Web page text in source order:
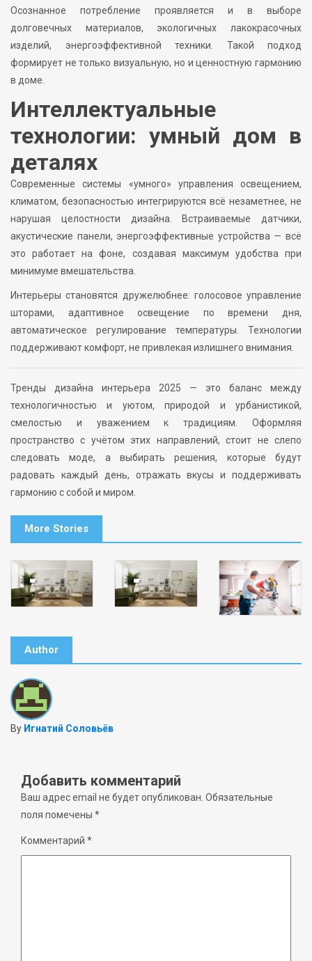
Осознанное потребление проявляется и в выборе
долговечных материалов, экологичных лакокрасочных
изделий, энергоэффективной техники. Такой подход
формирует не только визуальную, но и ценностную гармонию
в доме.
Интеллектуальные
технологии: умный дом в
деталях
Современные системы «умного» управления освещением,
климатом, безопасностью интегрируются всё незаметнее, не
нарушая целостности дизайна. Встраиваемые датчики,
акустические панели, энергоэффективные устройства — всё
это работает на фоне, создавая максимум удобства при
минимуме вмешательства.
Интерьеры становятся дружелюбнее: голосовое управление
шторами, адаптивное освещение по времени дня,
автоматическое регулирование температуры. Технологии
поддерживают комфорт, не привлекая излишнего внимания.
Тренды дизайна интерьера 2025 — это баланс между
технологичностью и уютом, природой и урбанистикой,
смелостью и уважением к традициям. Оформляя
пространство с учётом этих направлений, стоит не слепо
следовать моде, а выбирать решения, которые будут
радовать каждый день, отражать вкусы и поддерживать
гармонию с собой и миром.
More Stories
Author
By Игнатий Соловьёв
Добавить комментарий
Ваш адрес email не будет опубликован. Обязательные
поля помечены *
Комментарий *